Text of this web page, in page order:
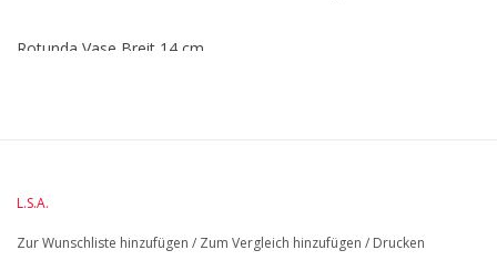
Rotunda Vase Breit 14 cm
LängeMM: 267
L.S.A.
Zur Wunschliste hinzufügen / Zum Vergleich hinzufügen / Drucken